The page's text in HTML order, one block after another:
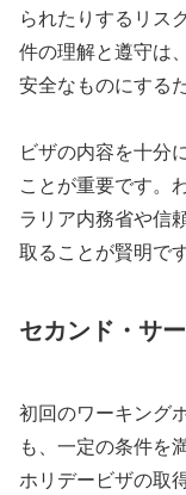
られたりするリス
件の理解と遵守は
安全なものにする
ビザの内容を十分
ことが重要です。
ラリア内務省や信
取ることが賢明です
セカンド・サ
初回のワーキング
も、一定の条件を
ホリデービザの取